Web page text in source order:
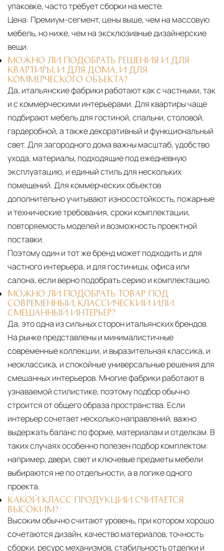
упаковке, часто требует сборки на месте.
Цена: Премиум-сегмент, цены выше, чем на массовую
мебель, но ниже, чем на эксклюзивные дизайнерские
вещи.
МОЖНО ЛИ ПОДОБРАТЬ РЕШЕНИЯ И ДЛЯ
КВАРТИРЫ, И ДЛЯ ДОМА, И ДЛЯ
КОММЕРЧЕСКОГО ОБЪЕКТА?
Да, итальянские фабрики работают как с частными, так
и с коммерческими интерьерами. Для квартиры чаще
подбирают мебель для гостиной, спальни, столовой,
гардеробной, а также декоративный и функциональный
свет. Для загородного дома важны масштаб, удобство
ухода, материалы, подходящие под ежедневную
эксплуатацию, и единый стиль для нескольких
помещений. Для коммерческих объектов
дополнительно учитывают износостойкость, пожарные
и технические требования, сроки комплектации,
повторяемость моделей и возможность проектной
поставки.
Поэтому один и тот же бренд может подходить и для
частного интерьера, и для гостиницы, офиса или
салона, если верно подобрать серию и комплектацию.
МОЖНО ЛИ ПОДОБРАТЬ ТОВАР ПОД
СОВРЕМЕННЫЙ, КЛАССИЧЕСКИЙ ИЛИ
СМЕШАННЫЙ ИНТЕРЬЕР?
Да, это одна из сильных сторон итальянских брендов.
На рынке представлены и минималистичные
современные коллекции, и выразительная классика, и
неоклассика, и спокойные универсальные решения для
смешанных интерьеров. Многие фабрики работают в
узнаваемой стилистике, поэтому подбор обычно
строится от общего образа пространства. Если
интерьер сочетает несколько направлений, важно
выдержать баланс по форме, материалам и отделкам. В
таких случаях особенно полезен подбор комплектом:
например, двери, свет и ключевые предметы мебели
выбираются не по отдельности, а в логике одного
проекта.
КАКОЙ КЛАСС ПРОДУКЦИИ СЧИТАЕТСЯ
ВЫСОКИМ?
Высоким обычно считают уровень, при котором хорошо
сочетаются дизайн, качество материалов, точность
сборки, ресурс механизмов, стабильность отделки и